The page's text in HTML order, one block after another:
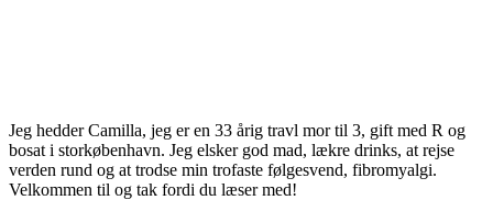
Jeg hedder Camilla, jeg er en 33 årig travl mor til 3, gift med R og
bosat i storkøbenhavn. Jeg elsker god mad, lækre drinks, at rejse
verden rund og at trodse min trofaste følgesvend, fibromyalgi.
Velkommen til og tak fordi du læser med!